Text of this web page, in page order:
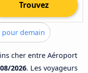
Trouvez
demain
cher entre Aéroport
2026. Les voyageurs